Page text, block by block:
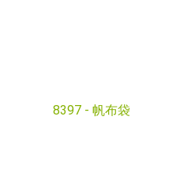
8397 - 帆布袋